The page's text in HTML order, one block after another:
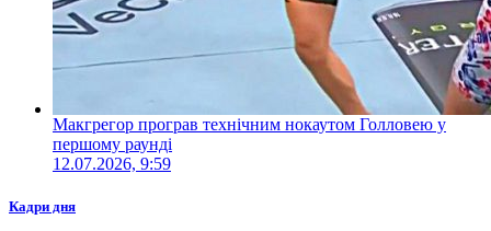
Макгрегор програв технічним нокаутом Голловею у
першому раунді
12.07.2026, 9:59
Кадри дня